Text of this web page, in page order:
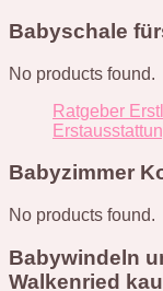
Babyschale
No products found.
Ratgeber
Babyzimmer
No products found.
Babywindeln
Walkenried